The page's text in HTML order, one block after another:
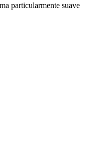
particularmente suave